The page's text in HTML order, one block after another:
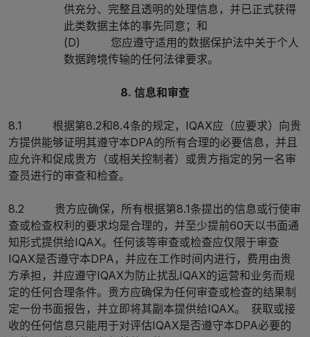
供充分、完整且透明的处理信息，并已正式获得
此类数据主体的事先同意；和
(D) 您应遵守适用的数据保护法中关于个人
数据跨境传输的任何法律要求。
8. 信息和审查
8.1 根据第8.2和8.4条的规定，IQAX应（应要求）向贵
方提供能够证明其遵守本DPA的所有合理的必要信息，并且
应允许和促成贵方（或相关控制者）或贵方指定的另一名审
查员进行的审查和检查。
8.2 贵方应确保，所有根据第8.1条提出的信息或行使审
查或检查权利的要求均是合理的，并至少提前60天以书面通
知形式提供给IQAX。任何该等审查或检查应仅限于审查
IQAX是否遵守本DPA，并应在工作时间内进行，费用由贵
方承担，并应遵守IQAX为防止扰乱IQAX的运营和业务而规
定的任何合理条件。贵方应确保为任何审查或检查的结果制
定一份书面报告，并立即将其副本提供给IQAX。 获取或接
收的任何信息只能用于对评估IQAX是否遵守本DPA必要的